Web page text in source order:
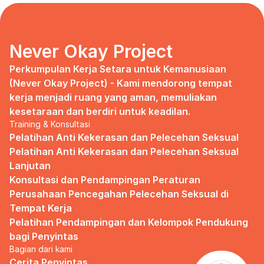
marketing strategy, I uphold myself to fill
that position. I believe I had something to
give, I like designing, and Social Media is
kinda my forte, so I did work on that solo.
Until one day I’ve had enough:
I came to work finding out that they
outsourced a social media analyst (which
conveniently consists of ALL GUYS) to
Don’t get me wrong, I want the best for
the company, but they didn’t even run it
up on me that they’re trying to solve the
marketing problem (that I was unaware
of).
I will never forget the laughs they all
shared in the meeting room, with no vagina
Never Okay Project
Perkumpulan Kerja Setara untuk Kemanusiaan
(Never Okay Project) - Kami mendorong tempat
kerja menjadi ruang yang aman, memuliakan
kesetaraan dan berdiri untuk keadilan.
Training & Konsultasi
Pelatihan Anti Kekerasan dan Pelecehan Seksual
Pelatihan Anti Kekerasan dan Pelecehan Seksual
Lanjutan
Konsultasi dan Pendampingan Peraturan
Perusahaan Pencegahan Pelecehan Seksual di
Tempat Kerja
Pelatihan Pendampingan dan Kelompok Pendukung
bagi Penyintas
Bagian dari kami